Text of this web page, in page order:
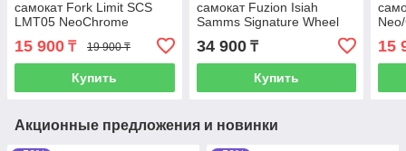
самокат Fork Limit SCS
LMT05 NeoChrome
15 900 ₸ 19 900 ₸
Купить
самокат Fuzion Isiah
Samms Signature Wheel
(110mm) - Gold
Chrome/Black
34 900₸
Купить
15
Акционные предложения и новинки